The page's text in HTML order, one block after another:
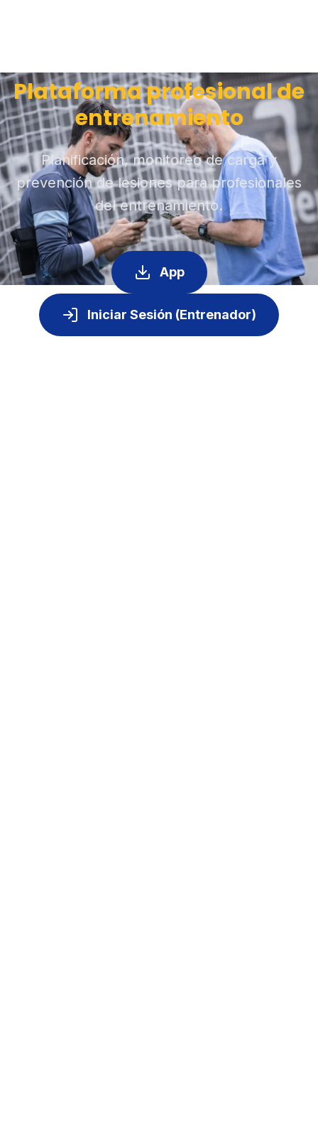
Plataforma profesional de
entrenamiento
Planificación, monitoreo de carga y
prevención de lesiones para profesionales
del entrenamiento.
App
Iniciar Sesión (Entrenador)